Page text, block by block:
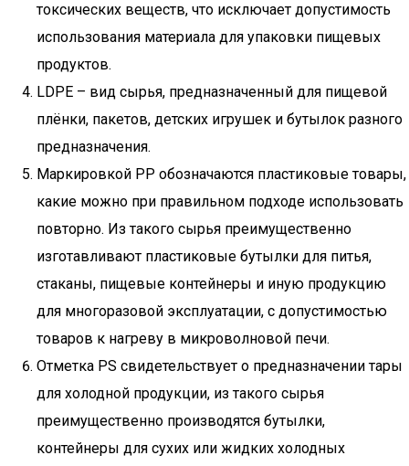
токсических веществ, что исключает допустимость
использования материала для упаковки пищевых
продуктов.
LDPE – вид сырья, предназначенный для пищевой
плёнки, пакетов, детских игрушек и бутылок разного
предназначения.
Маркировкой PP обозначаются пластиковые товары,
какие можно при правильном подходе использовать
повторно. Из такого сырья преимущественно
изготавливают пластиковые бутылки для питья,
стаканы, пищевые контейнеры и иную продукцию
для многоразовой эксплуатации, с допустимостью
товаров к нагреву в микроволновой печи.
Отметка PS свидетельствует о предназначении тары
для холодной продукции, из такого сырья
преимущественно производятся бутылки,
контейнеры для сухих или жидких холодных